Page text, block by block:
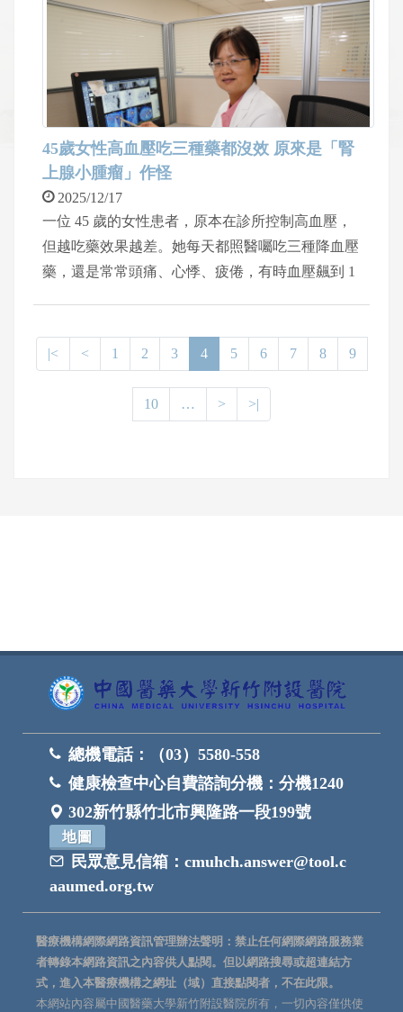
用；糖尿病患者可與營養師討論湯圓與澱粉份量該
如何控制及搭配，年長者或或消化功能較弱者應注
意吞嚥問題，必要時應避免湯圓與油膩鍋物、少量
多餐；心血管疾病患者則需避免高脂部位、少喝
湯，選擇天然食材。
45歲女性高血壓吃三種藥都沒效 原來是「腎
上腺小腫瘤」作怪
2025/12/17
一位 45 歲的女性患者，原本在診所控制高血壓，
但越吃藥效果越差。她每天都照醫囑吃三種降血壓
藥，還是常常頭痛、心悸、疲倦，有時血壓飆到 1
性高血壓」身體某個器官出問題，不是單純的體質
問題。
|< < 1 2 3 4 5 6 7 8 9
10 … > >|
總機電話：
（03）5580-558
健康檢查中心自費諮詢分機： 分機1240
302新竹縣竹北市興隆路一段199號
地圖
民眾意見信箱： cmuhch.answer@tool.c
aaumed.org.tw
醫療機構網際網路資訊管理辦法聲明：禁止任何網際網路服務業
者轉錄本網路資訊之內容供人點閱。但以網路搜尋或超連結方
式，進入本醫療機構之網址（域）直接點閱者，不在此限。
本網站內容屬中國醫藥大學新竹附設醫院所有，一切內容僅供使